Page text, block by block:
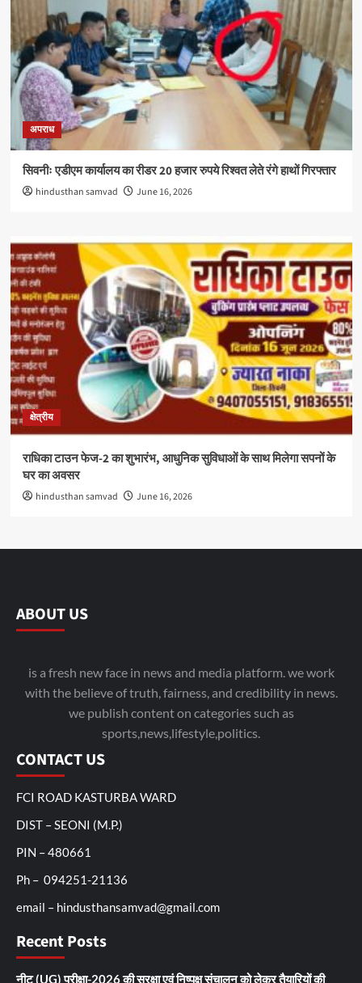
अपराध
सिवनीः एडीएम कार्यालय का रीडर 20 हजार रुपये रिश्वत लेते रंगे हाथों गिरफ्तार
hindusthan samvad June 16, 2026
क्षेत्रीय
राधिका टाउन फेज-2 का शुभारंभ, आधुनिक सुविधाओं के साथ मिलेगा सपनों के
घर का अवसर
hindusthan samvad June 16, 2026
ABOUT US
is a fresh new face in news and media platform. we work
with the believe of truth, fairness, and credibility in news.
we publish content on categories such as
sports,news,lifestyle,politics.
CONTACT US
FCI ROAD KASTURBA WARD
DIST – SEONI (M.P.)
PIN – 480661
Ph – 094251-21136
email – hindusthansamvad@gmail.com
Recent Posts
नीट (UG) परीक्षा-2026 की सुरक्षा एवं निष्पक्ष संचालन को लेकर तैयारियों की